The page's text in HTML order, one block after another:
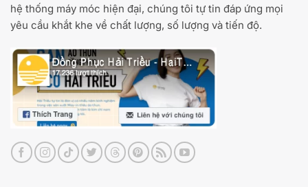
hệ thống máy móc hiện đại, chúng tôi tự tin đáp ứng mọi
yêu cầu khắt khe về chất lượng, số lượng và tiến độ.